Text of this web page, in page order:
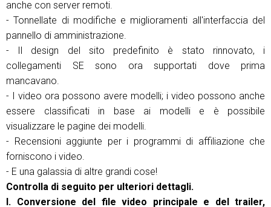
anche con server remoti.
- Tonnellate di modifiche e miglioramenti all'interfaccia del
pannello di amministrazione.
- Il design del sito predefinito è stato rinnovato, i
collegamenti SE sono ora supportati dove prima
mancavano.
- I video ora possono avere modelli; i video possono anche
essere classificati in base ai modelli e è possibile
visualizzare le pagine dei modelli.
- Recensioni aggiunte per i programmi di affiliazione che
forniscono i video.
- E una galassia di altre grandi cose!
Controlla di seguito per ulteriori dettagli.
I. Conversione del file video principale e del trailer,